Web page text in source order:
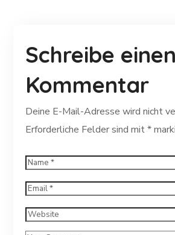
Schreibe einen
Kommentar
Deine E-Mail-Adresse wird nicht
Erforderliche Felder sind mit*